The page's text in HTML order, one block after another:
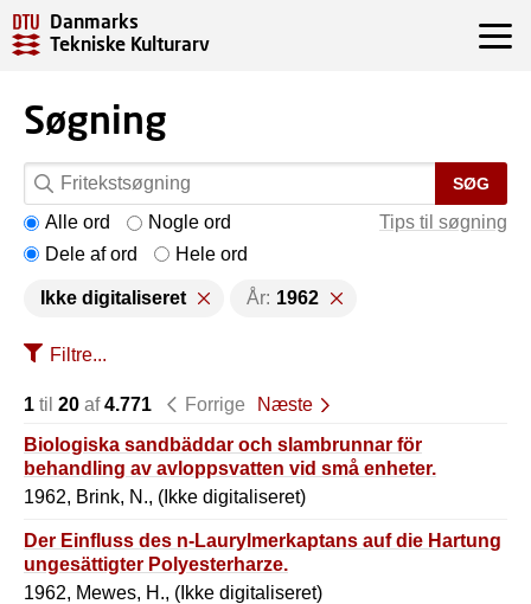
Danmarks
Tekniske Kulturarv
Søgning
SØG
Tips til søgning
Alle ord
Nogle ord
Dele af ord
Hele ord
Ikke digitaliseret År: 1962
Filtre...
1 til 20 af4.771 Forrige
Næste
Biologiska sandbäddar och slambrunnar för
behandling av avloppsvatten vid små enheter.
1962, Brink, N., (Ikke digitaliseret)
Der Einfluss des n-Laurylmerkaptans auf die Hartung
ungesättigter Polyesterharze.
1962, Mewes, H., (Ikke digitaliseret)